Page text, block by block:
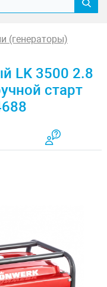
(генераторы)
LK 3500 2.8
старт